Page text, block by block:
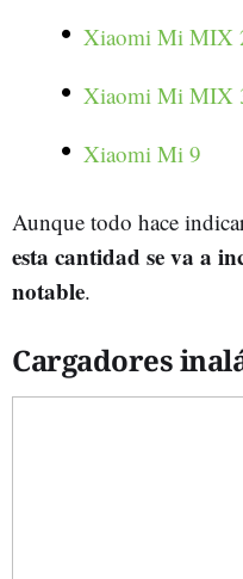
Xiaomi Mi MIX
Xiaomi Mi MIX
Xiaomi Mi 9
Aunque todo hace
esta cantidad se va a
notable.
Cargadores